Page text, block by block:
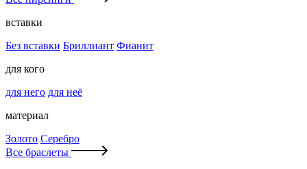
вставки
Без вставки Бриллиант Фианит
для кого
для него для неё
материал
Золото Серебро
Все браслеты